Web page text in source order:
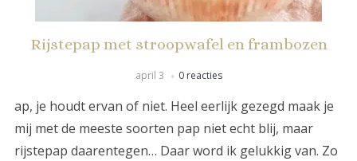
Rijstepap met stroopwafel en frambozen
april 3 0 reacties
ap, je houdt ervan of niet. Heel eerlijk gezegd maak je
mij met de meeste soorten pap niet echt blij, maar
rijstepap daarentegen… Daar word ik gelukkig van. Zo